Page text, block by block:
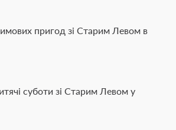
пригод зі Старим Левом в
суботи зі Старим Левом у